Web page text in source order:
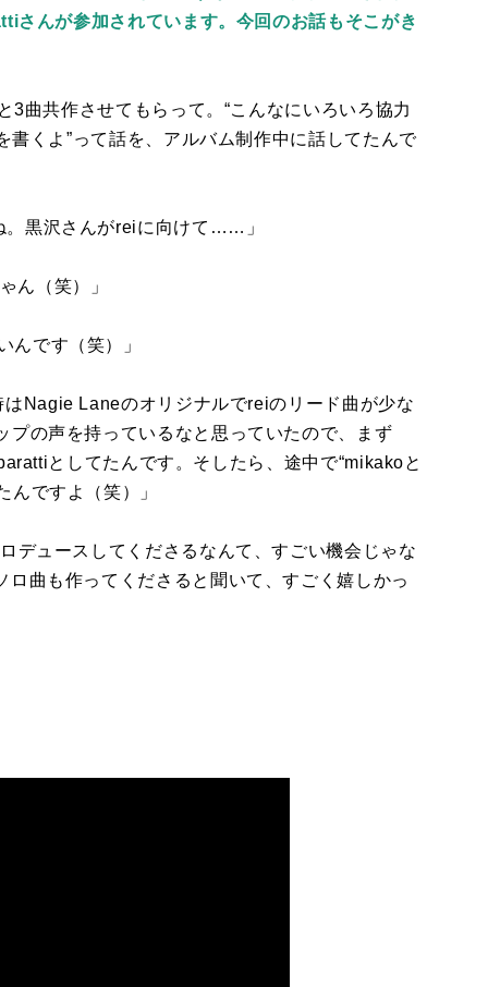
さんが参加されています。今回のお話もそこがき
3曲共作させてもらって。“こんなにいろいろ協力
書くよ”って話を、アルバム制作中に話してたんで
。黒沢さんがreiに向けて……」
ん（笑）」
んです（笑）」
は Nagie Laneのオリジナルでreiのリード曲が少な
プの声を持っているなと思っていたので、まず
としてたんです。そしたら、途中で“mikakoと
んですよ（笑）」
デュースしてくださるなんて、すごい機会じゃな
ロ曲も作ってくださると聞いて、すごく嬉しかっ